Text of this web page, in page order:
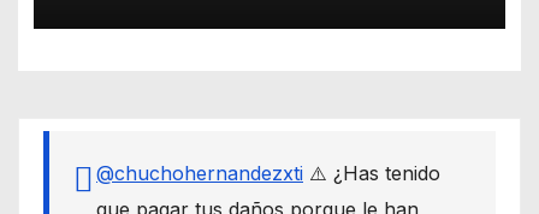
@chuchohernandezxti ⚠️ ¿Has tenido
que pagar tus daños porque le han